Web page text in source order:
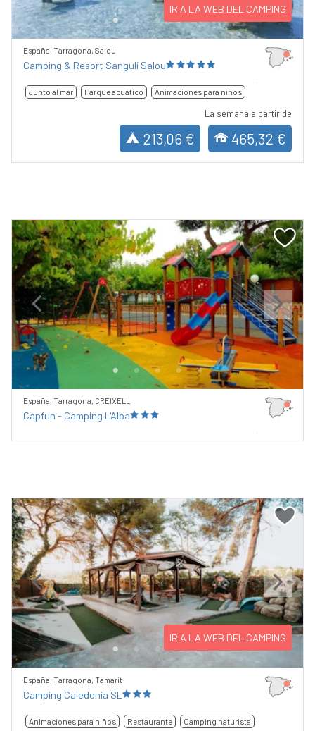
IR A LA WEB DEL CAMPING
España, Tarragona, Salou
Camping & Resort Sangulí Salou
Junto al mar Parque acuático Animaciones para niños
La semana a partir de
213,06 € 465,32 €
Previous Next
España, Tarragona, CREIXELL
Capfun - Camping L'Alba
Previous Next
IR A LA WEB DEL CAMPING
España, Tarragona, Tamarit
Camping Caledonia SL
Animaciones para niños Restaurante Camping naturista